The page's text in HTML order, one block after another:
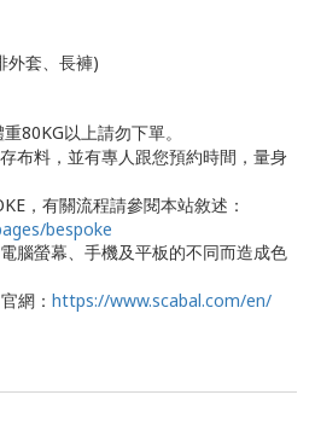
外套、長褲)
80KG以上請勿下單。
布料，並有專人跟您預約時間，量身
，有關流程請參閱本站敘述：
bespoke
腦螢幕、手機及平板的不同而造成色
網： https://www.scabal.com/en/